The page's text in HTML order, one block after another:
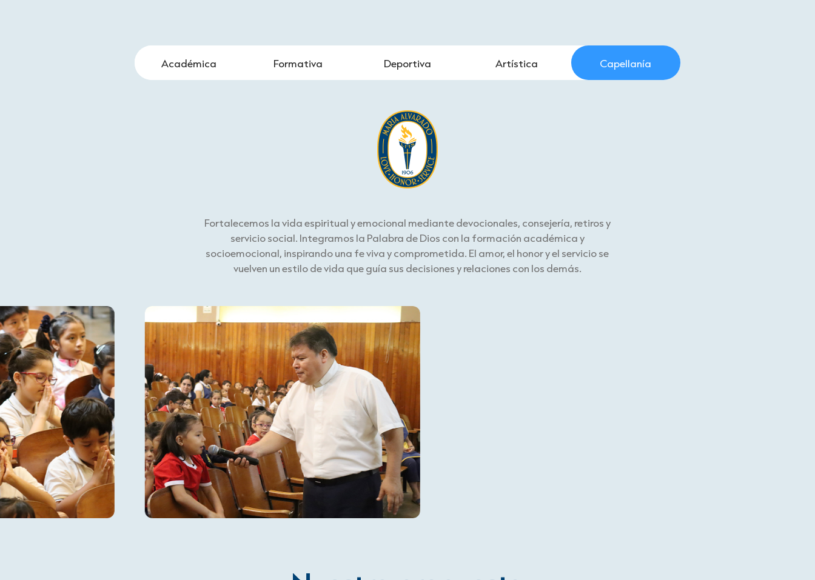
Académica Formativa Deportiva Artística Capellanía
Fortalecemos la vida espiritual y emocional mediante devocionales, consejería, retiros y
servicio social. Integramos la Palabra de Dios con la formación académica y
socioemocional, inspirando una fe viva y comprometida. El amor, el honor y el servicio se
vuelven un estilo de vida que guía sus decisiones y relaciones con los demás.